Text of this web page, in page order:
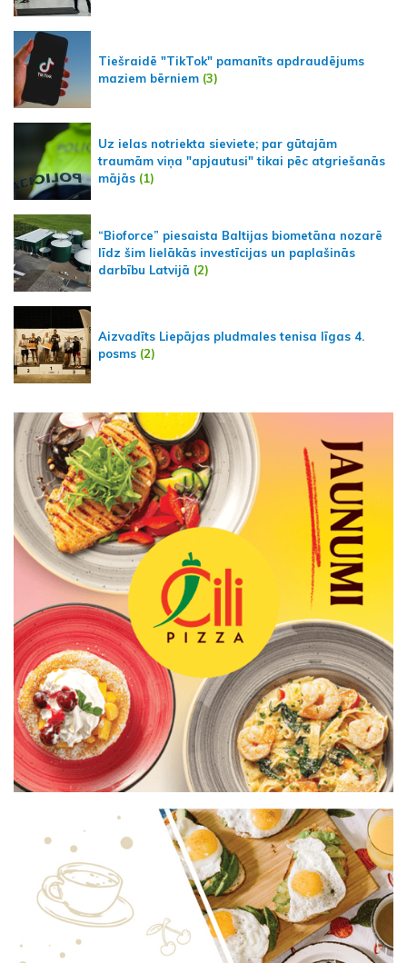
Tiešraidē "TikTok" pamanīts apdraudējums
maziem bērniem (3)
Uz ielas notriekta sieviete; par gūtajām
traumām viņa "apjautusi" tikai pēc atgriešanās
mājās (1)
“Bioforce” piesaista Baltijas biometāna nozarē
līdz šim lielākās investīcijas un paplašinās
darbību Latvijā (2)
Aizvadīts Liepājas pludmales tenisa līgas 4.
posms (2)